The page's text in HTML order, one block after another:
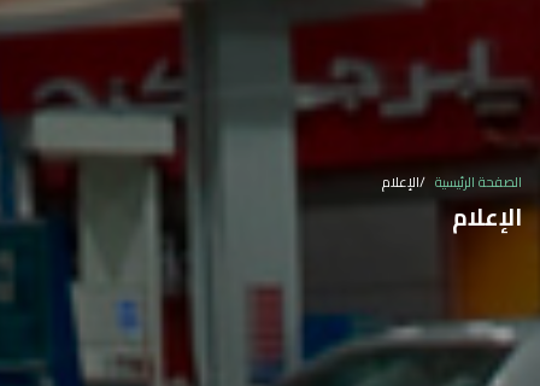
الصفحة الرئيسية الإعلام
الإعلام